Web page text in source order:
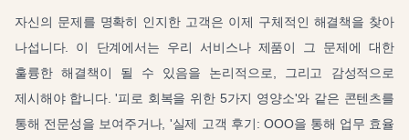
자신의 문제를 명확히 인지한 고객은 이제 구체적인 해결책을 찾아
나섭니다. 이 단계에서는 우리 서비스나 제품이 그 문제에 대한
훌륭한 해결책이 될 수 있음을 논리적으로, 그리고 감성적으로
제시해야 합니다. '피로 회복을 위한 5가지 영양소'와 같은 콘텐츠를
통해 전문성을 보여주거나, '실제 고객 후기: OOO을 통해 업무 효율